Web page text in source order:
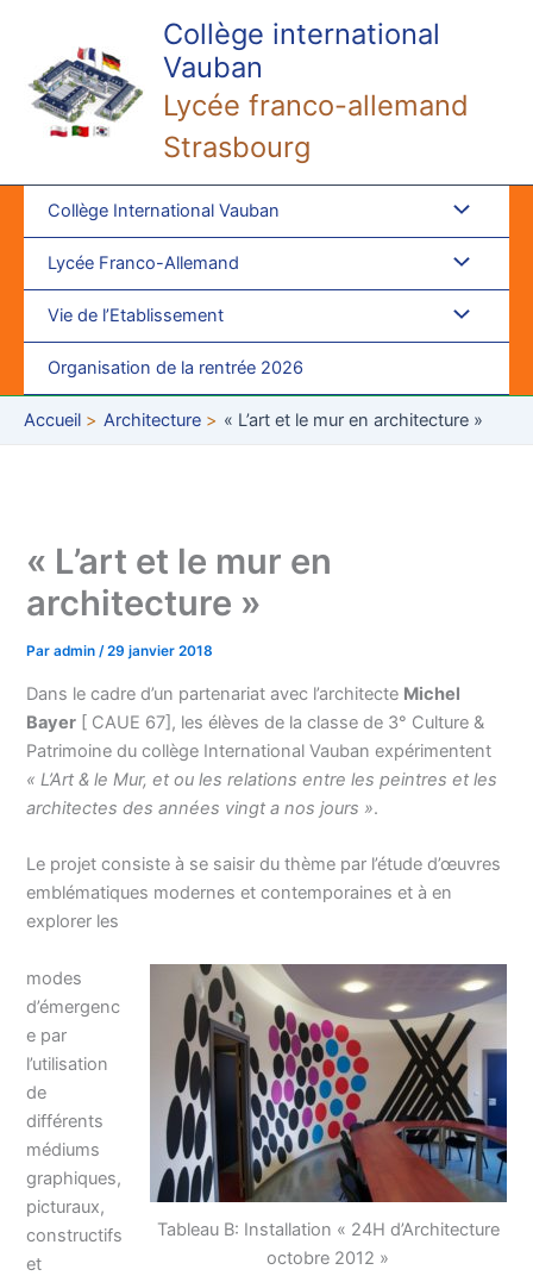
contenu
Collège international
Vauban
Lycée franco-allemand
Strasbourg
Collège International Vauban
Lycée Franco-Allemand
Vie de l’Etablissement
Organisation de la rentrée 2026
Accueil Architecture « L’art et le mur en architecture »
« L’art et le mur en
architecture »
Paradmin/29 janvier 2018
Dans le cadre d’un partenariat avec l’architecte Michel
Bayer [ CAUE 67], les élèves de la classe de 3° Culture &
Patrimoine du collège International Vauban expérimentent
« L’Art & le Mur, et ou les relations entre les peintres et les
architectes des années vingt a nos jours ».
Le projet consiste à se saisir du thème par l’étude d’œuvres
emblématiques modernes et contemporaines et à en
explorer les
Tableau B: Installation « 24H d’Architecture
octobre 2012 »
modes
d’émergenc
e par
l’utilisation
de
différents
médiums
graphiques,
picturaux,
constructifs
et